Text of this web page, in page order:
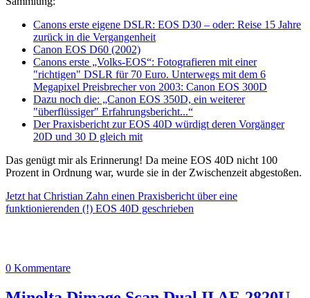
Canons erste eigene DSLR: EOS D30 – oder: Reise 15 Jahre
zurück in die Vergangenheit
Canon EOS D60 (2002)
Canons erste „Volks-EOS“: Fotografieren mit einer
"richtigen" DSLR für 70 Euro. Unterwegs mit dem 6
Megapixel Preisbrecher von 2003: Canon EOS 300D
Dazu noch die: „Canon EOS 350D, ein weiterer
"überflüssiger" Erfahrungsbericht...“
Der Praxisbericht zur EOS 40D würdigt deren Vorgänger
20D und 30 D gleich mit
Das genügt mir als Erinnerung! Da meine EOS 40D nicht 100
Prozent in Ordnung war, wurde sie in der Zwischenzeit abgestoßen.
Jetzt hat Christian Zahn einen Praxisbericht über eine
funktionierenden (!) EOS 40D geschrieben
0 Kommentare